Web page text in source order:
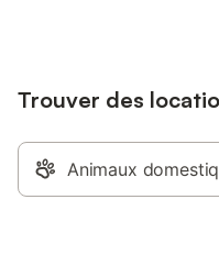
Trouver des
Animaux